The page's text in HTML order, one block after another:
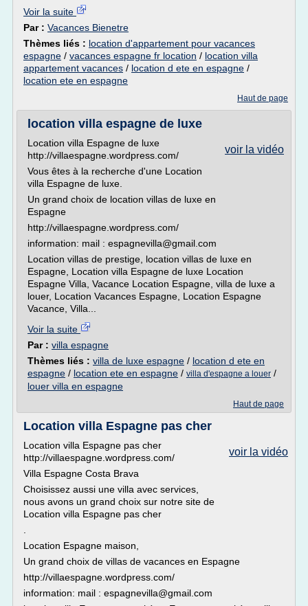
Voir la suite
Par : Vacances Bienetre
Thèmes liés : location d'appartement pour vacances
espagne / vacances espagne fr location / location villa
appartement vacances / location d ete en espagne /
location ete en espagne
Haut de page
location villa espagne de luxe
voir la vidéo
Location villa Espagne de luxe
http://villaespagne.wordpress.com/
Vous êtes à la recherche d'une Location
villa Espagne de luxe.
Un grand choix de location villas de luxe en
Espagne
http://villaespagne.wordpress.com/
information: mail : espagnevilla@gmail.com
Location villas de prestige, location villas de luxe en
Espagne, Location villa Espagne de luxe Location
Espagne Villa, Vacance Location Espagne, villa de luxe a
louer, Location Vacances Espagne, Location Espagne
Vacance, Villa...
Voir la suite
Par : villa espagne
Thèmes liés : villa de luxe espagne / location d ete en
espagne / location ete en espagne / villa d'espagne a louer /
louer villa en espagne
Haut de page
Location villa Espagne pas cher
voir la vidéo
Location villa Espagne pas cher
http://villaespagne.wordpress.com/
Villa Espagne Costa Brava
Choisissez aussi une villa avec services,
nous avons un grand choix sur notre site de
Location villa Espagne pas cher
Location Espagne maison,
Un grand choix de villas de vacances en Espagne
http://villaespagne.wordpress.com/
information: mail : espagnevilla@gmail.com